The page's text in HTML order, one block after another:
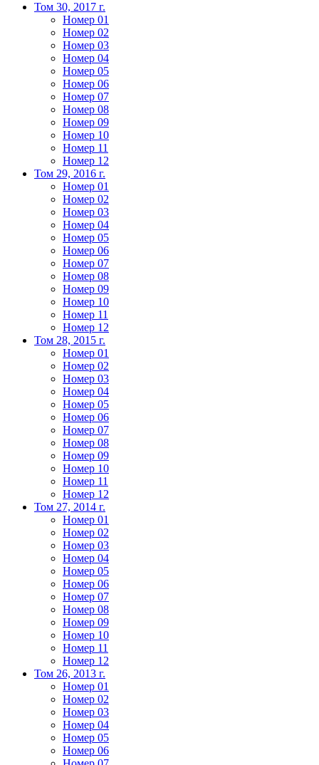
Том 30, 2017 г.
Номер 01
Номер 02
Номер 03
Номер 04
Номер 05
Номер 06
Номер 07
Номер 08
Номер 09
Номер 10
Номер 11
Номер 12
Том 29, 2016 г.
Номер 01
Номер 02
Номер 03
Номер 04
Номер 05
Номер 06
Номер 07
Номер 08
Номер 09
Номер 10
Номер 11
Номер 12
Том 28, 2015 г.
Номер 01
Номер 02
Номер 03
Номер 04
Номер 05
Номер 06
Номер 07
Номер 08
Номер 09
Номер 10
Номер 11
Номер 12
Том 27, 2014 г.
Номер 01
Номер 02
Номер 03
Номер 04
Номер 05
Номер 06
Номер 07
Номер 08
Номер 09
Номер 10
Номер 11
Номер 12
Том 26, 2013 г.
Номер 01
Номер 02
Номер 03
Номер 04
Номер 05
Номер 06